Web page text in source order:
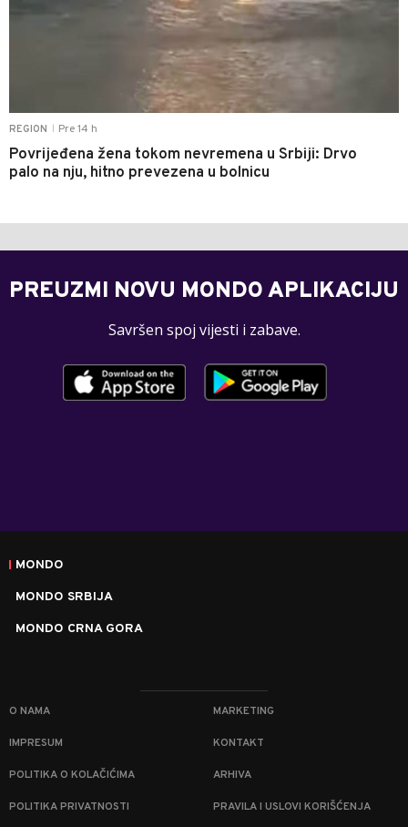
REGION Pre 14 h
Povrijeđena žena tokom nevremena u Srbiji: Drvo
palo na nju, hitno prevezena u bolnicu
PREUZMI NOVU MONDO APLIKACIJU
Savršen spoj vijesti i zabave.
MONDO
MONDO SRBIJA
MONDO CRNA GORA
O NAMA MARKETING
IMPRESUM KONTAKT
POLITIKA O KOLAČIĆIMA ARHIVA
POLITIKA PRIVATNOSTI PRAVILA I USLOVI KORIŠĆENJA